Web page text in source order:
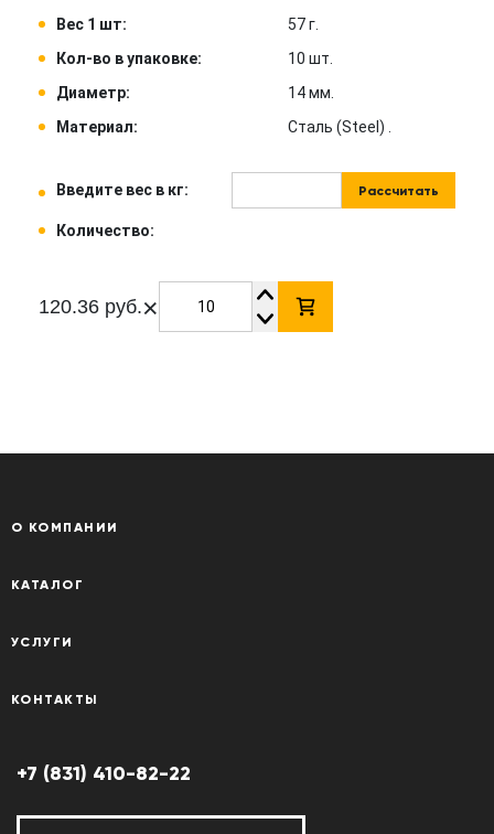
Вес 1 шт:
57 г.
Кол-во в упаковке:
10 шт.
Диаметр:
14 мм.
Материал:
Сталь (Steel) .
Введите вес в кг: Рассчитать
Количество:
120.36 руб.×
О КОМПАНИИ
КАТАЛОГ
УСЛУГИ
КОНТАКТЫ
+7 (831) 410-82-22